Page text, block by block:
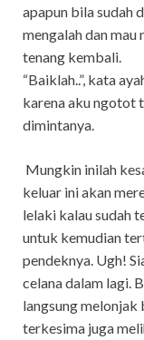
apapun bila sudah
mengalah dan
tenang kembali.
“Baiklah..”, kata
karena aku ngotot
dimintanya.
Mungkin inilah
keluar ini akan
lelaki kalau sudah
untuk kemudian
pendeknya. Ugh!
celana dalam lagi.
langsung melonjak
terkesima juga